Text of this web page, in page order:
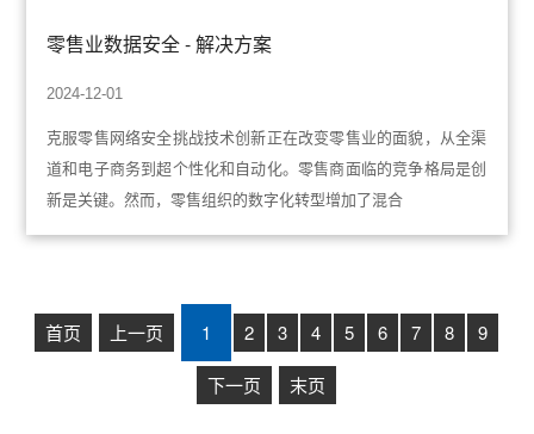
零售业数据安全 - 解决方案
2024-12-01
克服零售网络安全挑战技术创新正在改变零售业的面貌，从全渠
道和电子商务到超个性化和自动化。零售商面临的竞争格局是创
新是关键。然而，零售组织的数字化转型增加了混合
首页 上一页 1 2 3 4 5 6 7 8 9
下一页 末页